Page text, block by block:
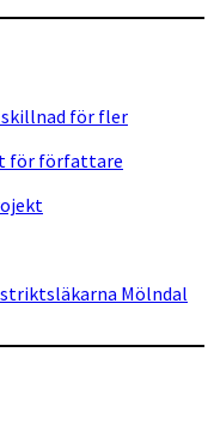
för fler
för författare
Mölndal